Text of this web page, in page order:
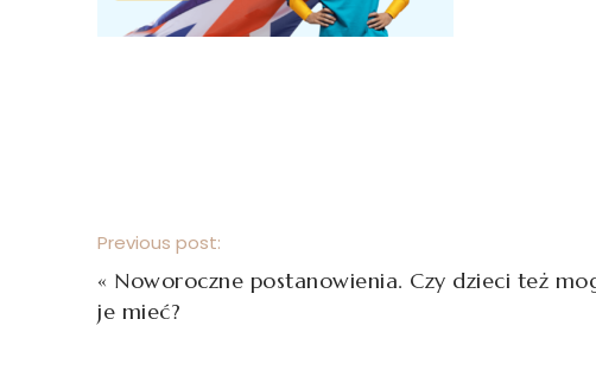
Previous post:
« Noworoczne postanowienia. Czy dzieci też
je mieć?